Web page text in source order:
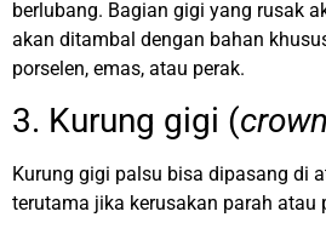
berlubang. Bagian gigi yang rusak
akan ditambal dengan bahan
porselen, emas, atau perak.
3. Kurung gigi (crown
Kurung gigi palsu bisa dipasang di
terutama jika kerusakan parah atau